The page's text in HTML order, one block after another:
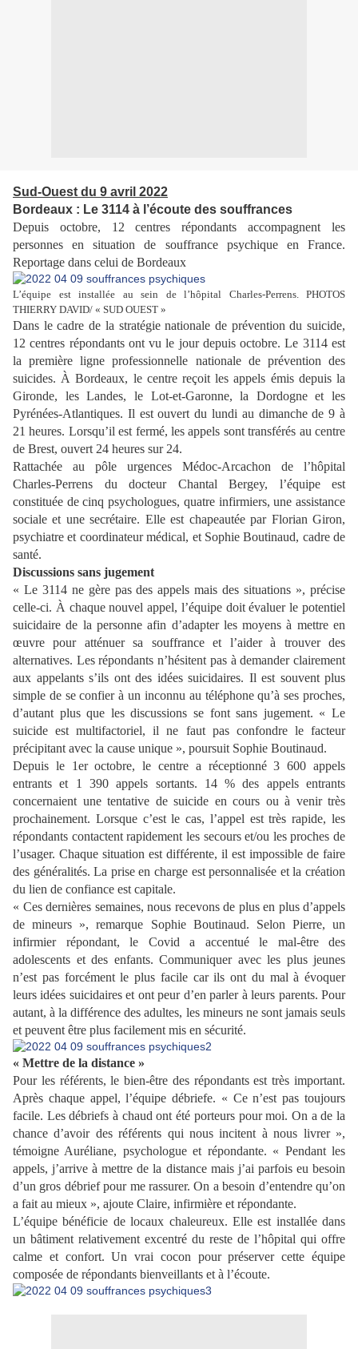
Sud-Ouest du 9 avril 2022
Bordeaux : Le 3114 à l’écoute des souffrances
Depuis octobre, 12 centres répondants accompagnent les
personnes en situation de souffrance psychique en France.
Reportage dans celui de Bordeaux
L’équipe est installée au sein de l’hôpital Charles-Perrens. PHOTOS
THIERRY DAVID/ « SUD OUEST »
Dans le cadre de la stratégie nationale de prévention du suicide,
12 centres répondants ont vu le jour depuis octobre. Le 3114 est
la première ligne professionnelle nationale de prévention des
suicides. À Bordeaux, le centre reçoit les appels émis depuis la
Gironde, les Landes, le Lot-et-Garonne, la Dordogne et les
Pyrénées-Atlantiques. Il est ouvert du lundi au dimanche de 9 à
21 heures. Lorsqu’il est fermé, les appels sont transférés au centre
de Brest, ouvert 24 heures sur 24.
Rattachée au pôle urgences Médoc-Arcachon de l’hôpital
Charles-Perrens du docteur Chantal Bergey, l’équipe est
constituée de cinq psychologues, quatre infirmiers, une assistance
sociale et une secrétaire. Elle est chapeautée par Florian Giron,
psychiatre et coordinateur médical, et Sophie Boutinaud, cadre de
santé.
Discussions sans jugement
« Le 3114 ne gère pas des appels mais des situations », précise
celle-ci. À chaque nouvel appel, l’équipe doit évaluer le potentiel
suicidaire de la personne afin d’adapter les moyens à mettre en
œuvre pour atténuer sa souffrance et l’aider à trouver des
alternatives. Les répondants n’hésitent pas à demander clairement
aux appelants s’ils ont des idées suicidaires. Il est souvent plus
simple de se confier à un inconnu au téléphone qu’à ses proches,
d’autant plus que les discussions se font sans jugement. « Le
suicide est multifactoriel, il ne faut pas confondre le facteur
précipitant avec la cause unique », poursuit Sophie Boutinaud.
Depuis le 1er octobre, le centre a réceptionné 3 600 appels
entrants et 1 390 appels sortants. 14 % des appels entrants
concernaient une tentative de suicide en cours ou à venir très
prochainement. Lorsque c’est le cas, l’appel est très rapide, les
répondants contactent rapidement les secours et/ou les proches de
l’usager. Chaque situation est différente, il est impossible de faire
des généralités. La prise en charge est personnalisée et la création
du lien de confiance est capitale.
« Ces dernières semaines, nous recevons de plus en plus d’appels
de mineurs », remarque Sophie Boutinaud. Selon Pierre, un
infirmier répondant, le Covid a accentué le mal-être des
adolescents et des enfants. Communiquer avec les plus jeunes
n’est pas forcément le plus facile car ils ont du mal à évoquer
leurs idées suicidaires et ont peur d’en parler à leurs parents. Pour
autant, à la différence des adultes, les mineurs ne sont jamais seuls
et peuvent être plus facilement mis en sécurité.
« Mettre de la distance »
Pour les référents, le bien-être des répondants est très important.
Après chaque appel, l’équipe débriefe. « Ce n’est pas toujours
facile. Les débriefs à chaud ont été porteurs pour moi. On a de la
chance d’avoir des référents qui nous incitent à nous livrer »,
témoigne Auréliane, psychologue et répondante. « Pendant les
appels, j’arrive à mettre de la distance mais j’ai parfois eu besoin
d’un gros débrief pour me rassurer. On a besoin d’entendre qu’on
a fait au mieux », ajoute Claire, infirmière et répondante.
L’équipe bénéficie de locaux chaleureux. Elle est installée dans
un bâtiment relativement excentré du reste de l’hôpital qui offre
calme et confort. Un vrai cocon pour préserver cette équipe
composée de répondants bienveillants et à l’écoute.